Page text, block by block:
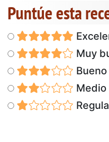
Puntúe esta
Muy
Bueno
Medio